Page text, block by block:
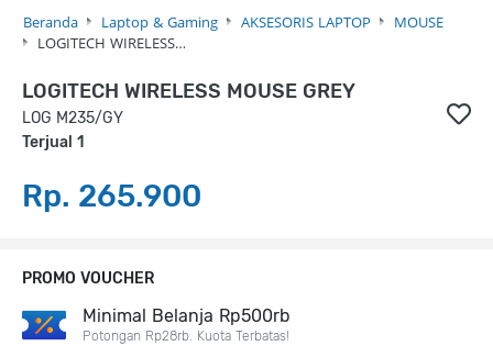
Beranda Laptop & Gaming AKSESORIS LAPTOP
MOUSE
LOGITECH WIRELESS…
LOGITECH WIRELESS MOUSE GREY
LOG M235/GY
Terjual 1
Rp. 265.900
PROMO VOUCHER
Minimal Belanja Rp500rb
Potongan Rp28rb. Kuota Terbatas!